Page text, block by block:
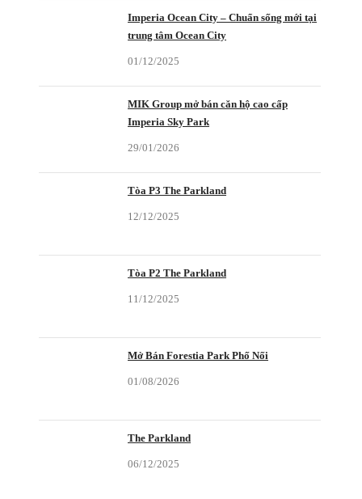
Imperia Ocean City – Chuẩn sống mới tại
trung tâm Ocean City
01/12/2025
MIK Group mở bán căn hộ cao cấp
Imperia Sky Park
29/01/2026
Tòa P3 The Parkland
12/12/2025
Tòa P2 The Parkland
11/12/2025
Mở Bán Forestia Park Phố Nối
01/08/2026
The Parkland
06/12/2025